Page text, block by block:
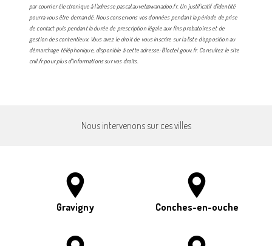
par courrier électronique à l'adresse pascal.auvet@wanadoo.fr. Un justificatif d'identité
pourra vous être demandé. Nous conservons vos données pendant la période de prise
de contact puis pendant la durée de prescription légale aux fins probatoires et de
gestion des contentieux. Vous avez le droit de vous inscrire sur la liste d'opposition au
démarchage téléphonique, disponible à cette adresse:Bloctel.gouv.fr. Consultez le site
cnil.fr pour plus d’informations sur vos droits.
Nous intervenons sur ces villes
Gravigny Conches-en-ouche